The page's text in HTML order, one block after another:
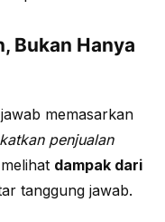
Bukan Hanya
memasarkan
penjualan
dampak dari
tanggung jawab.